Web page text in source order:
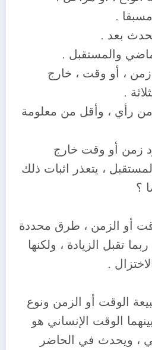
، أو وقت ، خارج
.
من رأي ، وأقل من معلومة
زمن أو وقت خارج
، يتعذر اثبات ذلك
؟
أو الزمن ، طرق محددة
تقبل الزيادة ، ولكنها
.
الوقت أو الزمن ونوع
الوقت الإنساني هو
، ويحدث في الحاضر